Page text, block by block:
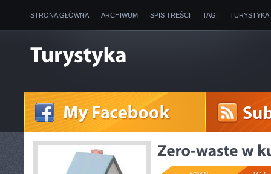
STRONA GŁÓWNA ARCHIWUM SPIS TREŚCI TAGI